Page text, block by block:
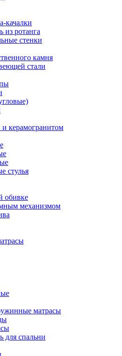
качалки
из ротанга
стенки
камня
стали
керамогранитом
стулья
обивке
механизмом
матрасы
для спальни